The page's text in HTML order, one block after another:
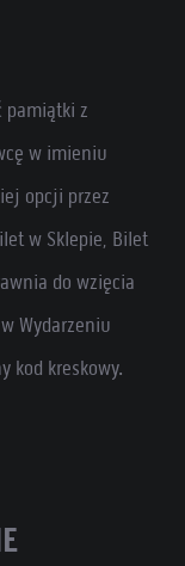
pamiątki z
w imieniu
opcji przez
w Sklepie, Bilet
do wzięcia
Wydarzeniu
kod kreskowy.